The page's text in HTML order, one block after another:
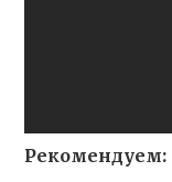
Рекомендуем: